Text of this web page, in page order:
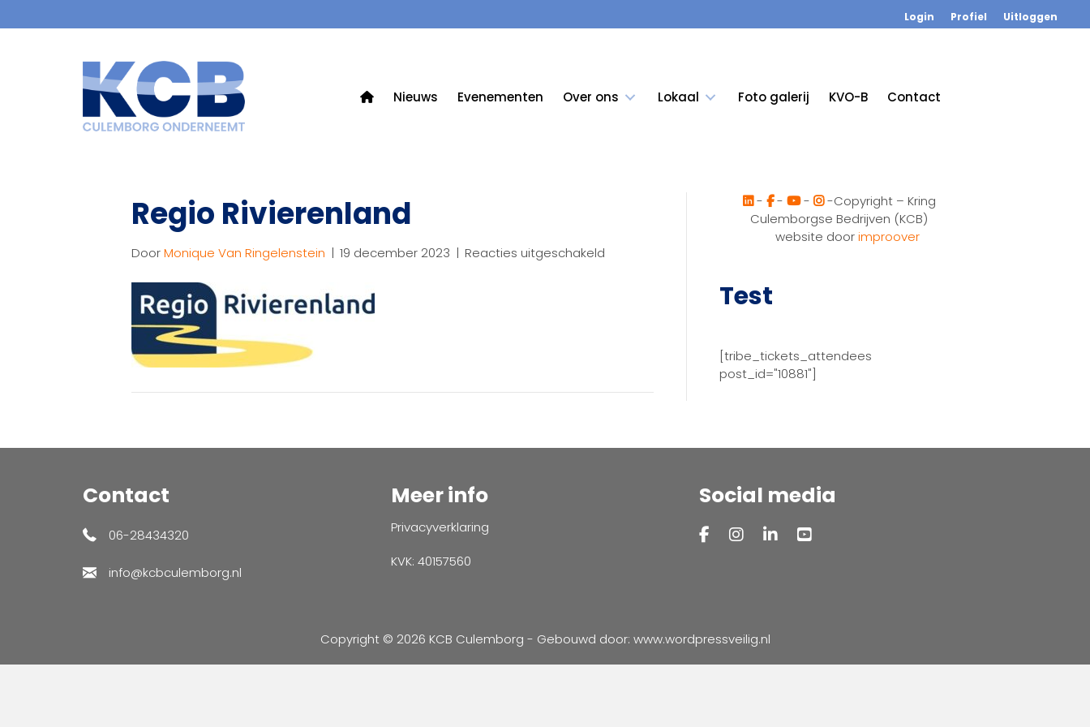
Login Profiel Uitloggen
Nieuws Evenementen Over ons Lokaal Foto galerij KVO-B Contact
Regio Rivierenland
DoorMonique Van Ringelenstein | 19 december 2023 | Reacties uitgeschakeld
- - -
-Copyright – Kring
Culemborgse Bedrijven (KCB)
website doorimproover
Test
[tribe_tickets_attendees
post_id="10881"]
Contact
06-28434320
info@kcbculemborg.nl
Meer info
Privacyverklaring
KVK: 40157560
Social media
Copyright © 2026 KCB Culemborg - Gebouwd door: www.wordpressveilig.nl